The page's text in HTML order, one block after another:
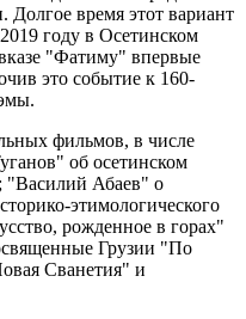
время этот вариант
году в Осетинском
"Фатиму" впервые
это событие к 160-
фильмов, в числе
об осетинском
"Василий Абаев" о
этимологического
рожденное в горах"
Грузии "По
Сванетия" и